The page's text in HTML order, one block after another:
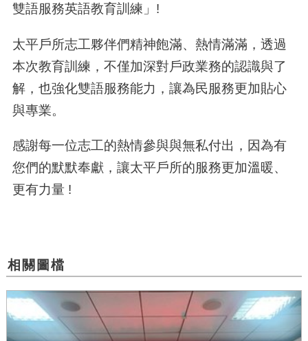
雙語服務英語教育訓練」 !
太平戶所志工夥伴們精神飽滿、熱情滿滿，透過
本次教育訓練，不僅加深對戶政業務的認識與了
解，也強化雙語服務能力，讓為民服務更加貼心
與專業。
感謝每一位志工的熱情參與與無私付出，因為有
您們的默默奉獻，讓太平戶所的服務更加溫暖、
更有力量 !
相關圖檔